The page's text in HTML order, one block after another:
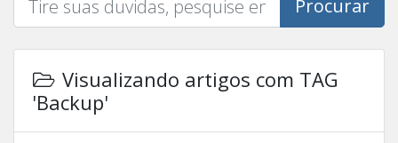
Procurar
Visualizando artigos com TAG
'Backup'